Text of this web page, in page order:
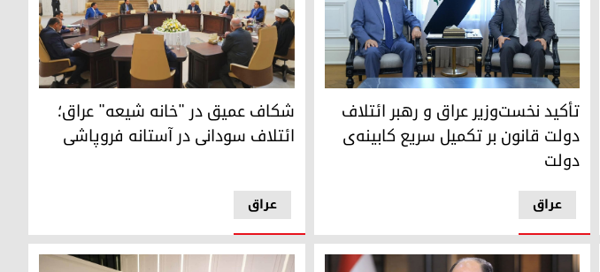
همگرایی برای تصحیح مسیر سیاسی عراق
علی زیدی و نوری مالکی
عراق
تأکید نخست‌وزیر عراق و رهبر ائتلاف
دولت قانون بر تکمیل سریع کابینه‌ی
دولت
شکاف عمیق در "خانه شیعه" عراق؛ ائتلاف
عراق
شکاف عمیق در "خانه شیعه" عراق؛
ائتلاف سودانی در آستانه فروپاشی